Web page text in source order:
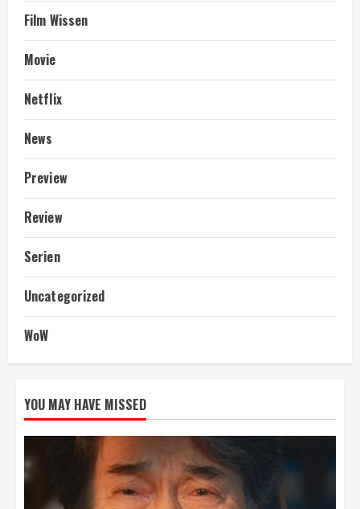
Film Wissen
Movie
Netflix
News
Preview
Review
Serien
Uncategorized
WoW
YOU MAY HAVE MISSED